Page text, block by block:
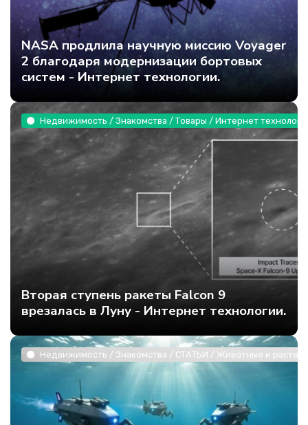
NASA продлила научную миссию Voyager
2 благодаря модернизации бортовых
систем - Интернет технологии.
Недвижимость / Знакомства / Товары / Интернет
Вторая ступень ракеты Falcon 9
врезалась в Луну - Интернет технологии.
Недвижимость / Знакомства / СТАТЬИ / Животные и